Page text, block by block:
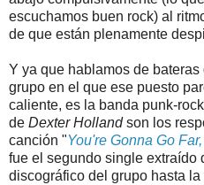
escuchamos buen rock) al
de que están plenamente
Y ya que hablamos de
grupo en el que ese puesto
caliente, es la banda punk-rock
de Dexter Hollandson los
canción "You're Gonna Go
fue el segundo single extraído
discográfico del grupo hasta la